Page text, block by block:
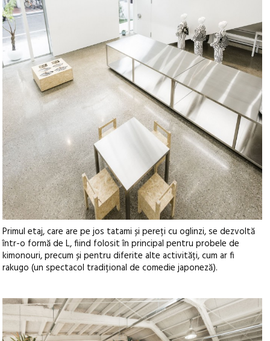
Primul etaj, care are pe jos tatami și pereți cu oglinzi, se dezvoltă
într-o formă de L, fiind folosit în principal pentru probele de
kimonouri, precum și pentru diferite alte activități, cum ar fi
rakugo (un spectacol tradițional de comedie japoneză).